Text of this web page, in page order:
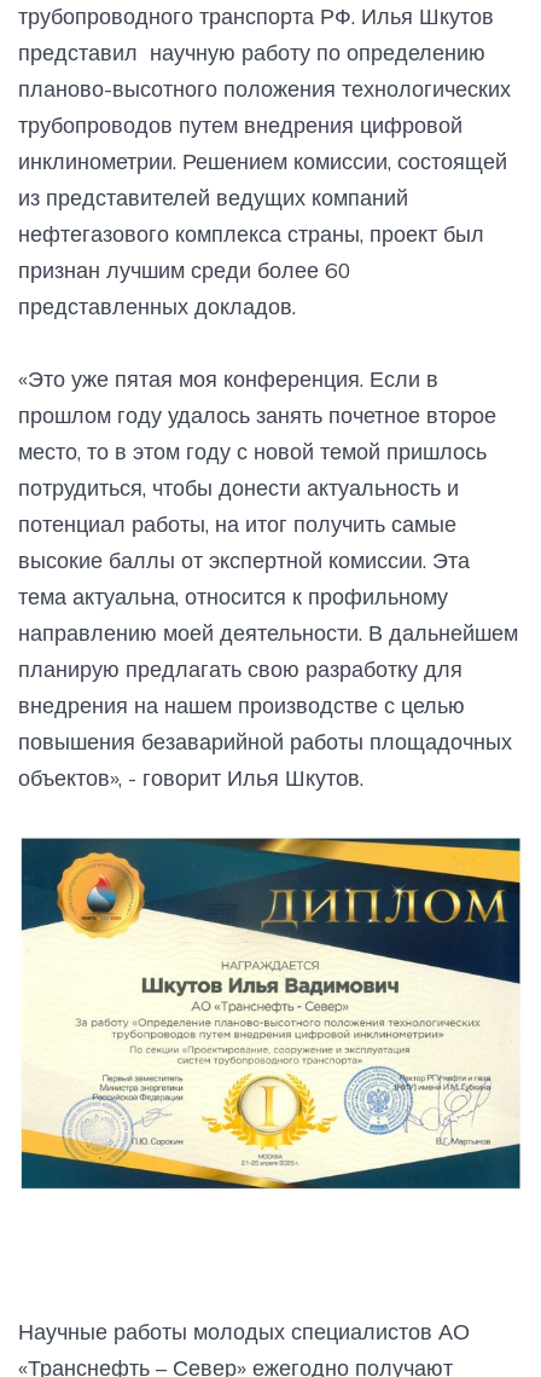
трубопроводного транспорта РФ. Илья Шкутов
представил научную работу по определению
планово-высотного положения технологических
трубопроводов путем внедрения цифровой
инклинометрии. Решением комиссии, состоящей
из представителей ведущих компаний
нефтегазового комплекса страны, проект был
признан лучшим среди более 60
представленных докладов.
«Это уже пятая моя конференция. Если в
прошлом году удалось занять почетное второе
место, то в этом году с новой темой пришлось
потрудиться, чтобы донести актуальность и
потенциал работы, на итог получить самые
высокие баллы от экспертной комиссии. Эта
тема актуальна, относится к профильному
направлению моей деятельности. В дальнейшем
планирую предлагать свою разработку для
внедрения на нашем производстве с целью
повышения безаварийной работы площадочных
объектов», - говорит Илья Шкутов.
Научные работы молодых специалистов АО
«Транснефть – Север» ежегодно получают